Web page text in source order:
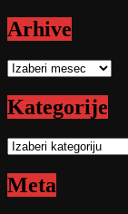
Arhive
Arhive
Kategorije
Kategorije
Meta